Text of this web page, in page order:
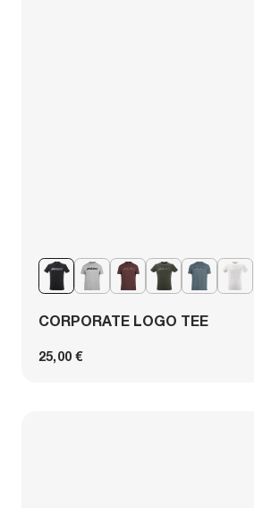
CORPORATE LOGO TEE
25,00 €